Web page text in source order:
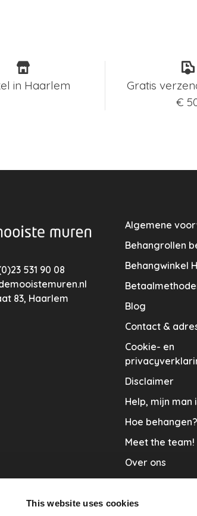
This website uses cookies
in Haarlem
Gratis
€
531 90 08
83, Haarlem
Algemene
Behangrollen
Behangwinkel
Blog
Contact &
Cookie- en
Disclaimer
Help, mijn man
Hoe behangen?
Meet the team!
Over ons
Traplopers en